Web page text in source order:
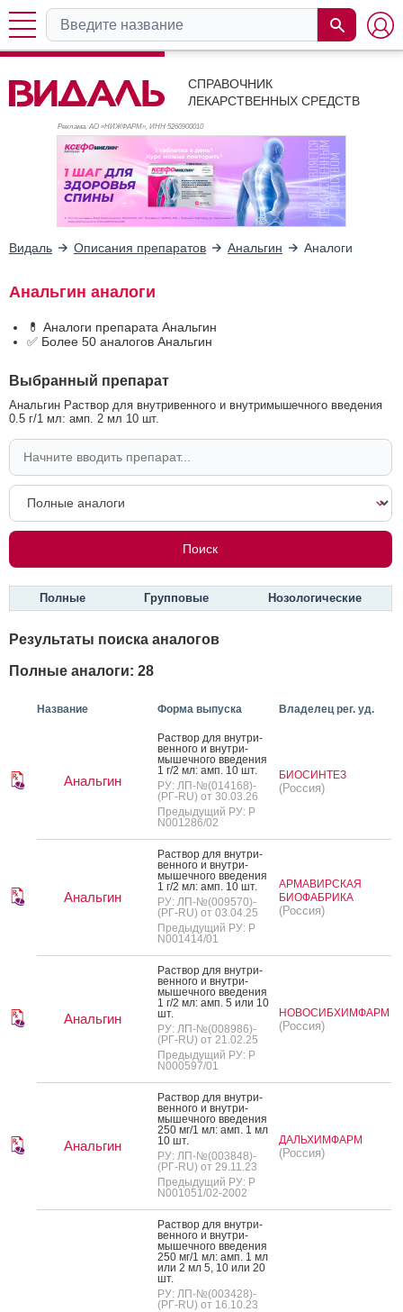
СПРАВОЧНИК
ЛЕКАРСТВЕННЫХ СРЕДСТВ
Реклама. АО «НИЖФАРМ», ИНН 5260900010
Видаль Описания препаратов Анальгин Аналоги
Анальгин аналоги
💊 Аналоги препарата Анальгин
✅ Более 50 аналогов Анальгин
Выбранный препарат
Анальгин Раствор для внутривенного и внутримышечного введения
0.5 г/1 мл: амп. 2 мл 10 шт.
Полные Групповые Нозологические
Результаты поиска аналогов
Полные аналоги: 28
Название Форма выпуска Владелец рег. уд.
Анальгин
Рас­твор для внут­ри­
вен­но­го и внут­ри­
мышеч­но­го вве­дения
1 г/2 мл: амп. 10 шт.
РУ: ЛП-№(014168)-
(РГ-RU) от 30.03.26
Предыдущий РУ: Р
N001286/02
БИОСИНТЕЗ
(Россия)
Анальгин
Рас­твор для внут­ри­
вен­но­го и внут­ри­
мышеч­но­го вве­дения
1 г/2 мл: амп. 10 шт.
РУ: ЛП-№(009570)-
(РГ-RU) от 03.04.25
Предыдущий РУ: Р
N001414/01
АРМАВИРСКАЯ
БИОФАБРИКА
(Россия)
Анальгин
Рас­твор для внут­ри­
вен­но­го и внут­ри­
мышеч­но­го вве­дения
1 г/2 мл: амп. 5 или 10
шт.
РУ: ЛП-№(008986)-
(РГ-RU) от 21.02.25
Предыдущий РУ: Р
N000597/01
НОВОСИБХИМФАРМ
(Россия)
Анальгин
Рас­твор для внут­ри­
вен­но­го и внут­ри­
мышеч­но­го вве­дения
250 мг/1 мл: амп. 1 мл
10 шт.
РУ: ЛП-№(003848)-
(РГ-RU) от 29.11.23
Предыдущий РУ: Р
N001051/02-2002
ДАЛЬХИМФАРМ
(Россия)
Рас­твор для внут­ри­
вен­но­го и внут­ри­
мышеч­но­го вве­дения
250 мг/1 мл: амп. 1 мл
или 2 мл 5, 10 или 20
шт.
РУ: ЛП-№(003428)-
(РГ-RU) от 16.10.23